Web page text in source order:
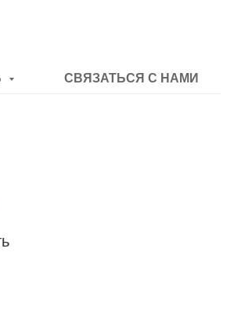
СВЯЗАТЬСЯ С НАМИ